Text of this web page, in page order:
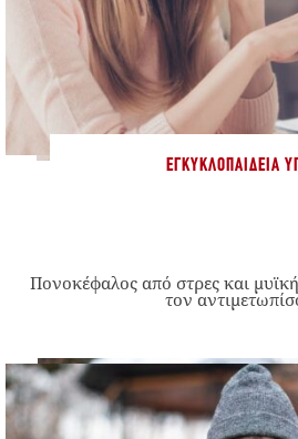
ΕΓΚΥΚΛΟΠΑΊΔΕΙΑ
Πονοκέφαλος από στρες και
τον